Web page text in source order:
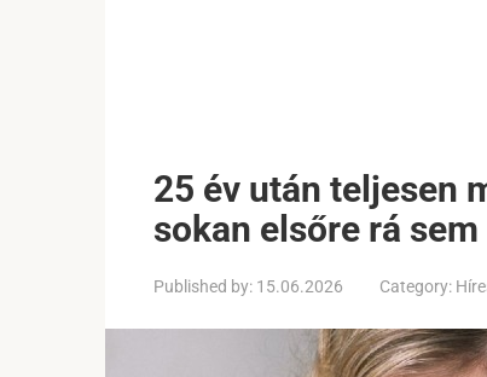
25 év után teljesen
sokan elsőre rá
Published by: 15.06.2026 Category: